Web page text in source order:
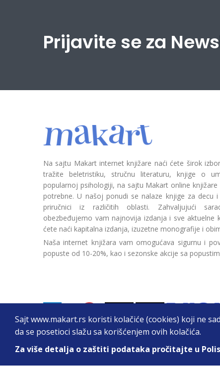
Sajt www.makart.rs koristi kolačiće (cookies) koji ne
da se posetioci slažu sa korišćenjem ovih kolačića.
Za više detalja o zaštiti podataka pročitajte u
Prijavite se za
Na sajtu Makart internet knjižare naći ćete širok
tražite beletristiku, stručnu literaturu, knjige o
popularnoj psihologiji, na sajtu Makart online
potrebne. U našoj ponudi se nalaze knjige za decu
priručnici iz različitih oblasti. Zahvaljujući
obezbeđujemo vam najnovija izdanja i sve aktuelne
ćete naći kapitalna izdanja, izuzetne monografije i
Naša internet knjižara vam omogućava sigurnu i
popuste od 10-20%, kao i sezonske akcije sa